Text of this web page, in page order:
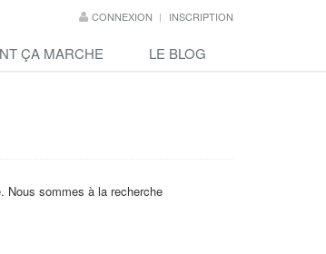
CONNEXION INSCRIPTION
ÇA MARCHE LE BLOG
Nous sommes à la recherche